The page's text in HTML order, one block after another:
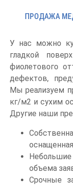
ПРОДАЖА
У нас можно
гладкой
фиолетового
дефектов,
Мы реализуем
кг/м2 и сухим
Другие наши
объема
Срочные